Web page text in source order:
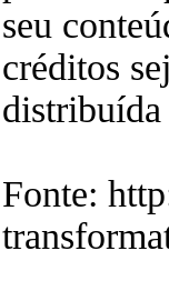
seu
créditos
Fonte: